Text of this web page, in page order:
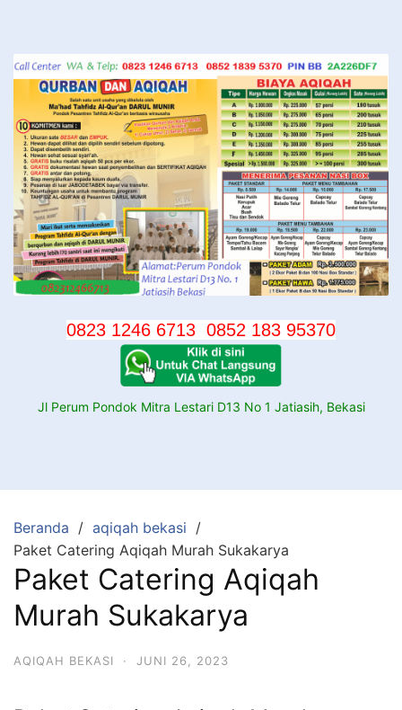
konten
0823 1246 6713 0852 183 95370
Jl Perum Pondok Mitra Lestari D13 No 1 Jatiasih, Bekasi
Beranda
aqiqah bekasi
Paket Catering Aqiqah Murah Sukakarya
Paket Catering Aqiqah
Murah Sukakarya
AQIQAH BEKASI · JUNI 26, 2023